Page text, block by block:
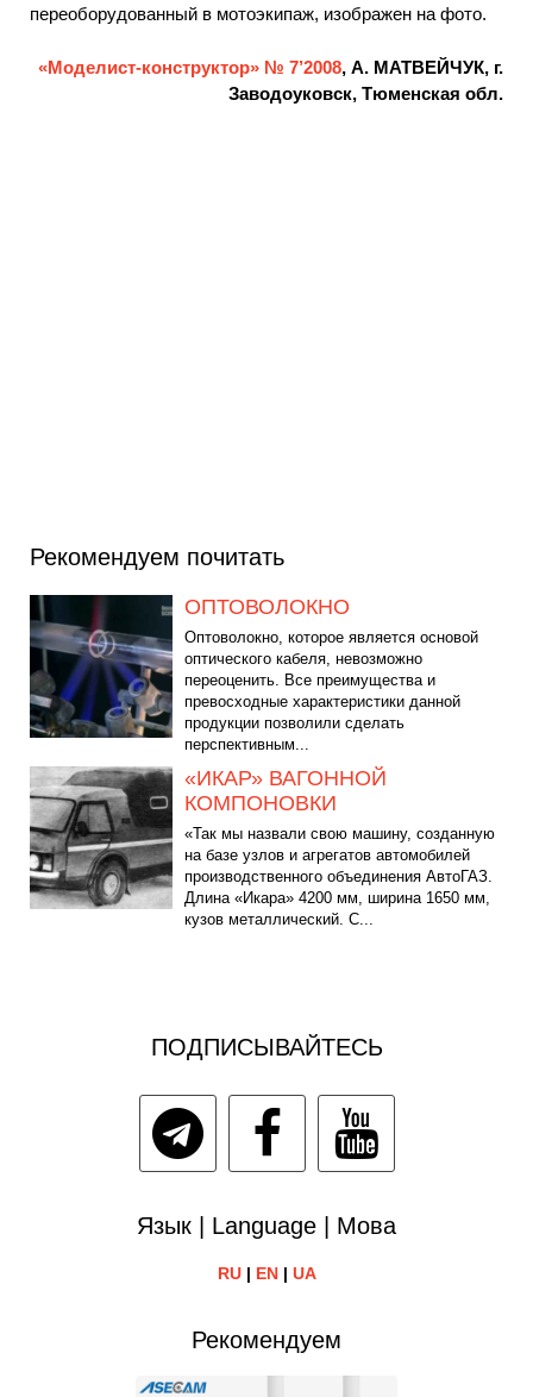
переоборудованный в мотоэкипаж, изображен на фото.
«Моделист-конструктор» № 7’2008, А. МАТВЕЙЧУК, г.
Заводоуковск, Тюменская обл.
Рекомендуем почитать
ОПТОВОЛОКНО
Оптоволокно, которое является основой
оптического кабеля, невозможно
переоценить. Все преимущества и
превосходные характеристики данной
продукции позволили сделать
перспективным...
«ИКАР» ВАГОННОЙ
КОМПОНОВКИ
«Так мы назвали свою машину, созданную
на базе узлов и агрегатов автомобилей
производственного объединения АвтоГАЗ.
Длина «Икара» 4200 мм, ширина 1650 мм,
кузов металлический. С...
ПОДПИСЫВАЙТЕСЬ
Язык | Language | Мова
RU| EN| UA
Рекомендуем